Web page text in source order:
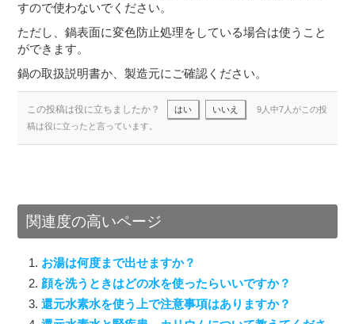
すので使わないでください。
ただし、鍋表面に変色防止処理をしている場合は使うこと
ができます。
鍋の取扱説明書か、製造元にご確認ください。
この投稿は役に立ちましたか？ はい いいえ
9人中7人がこの投
稿は役に立ったと言っています。
関連度の高いページ
お湯は何度まで出せますか？
顔を洗うときはどの水を使ったらいいですか？
還元水素水を使う上で注意事項はありますか？